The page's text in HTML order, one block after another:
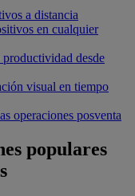
a distancia
en cualquier
desde
visual en tiempo
operaciones posventa
populares